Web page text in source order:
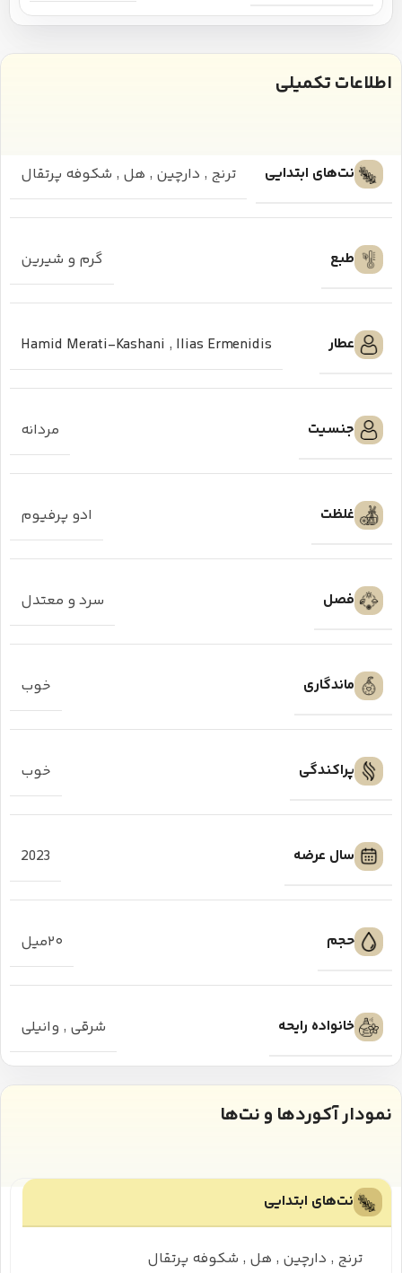
اطلاعات تکمیلی
نت‌های ابتدایی ترنج , دارچین , هل , شکوفه پرتقال
طبع گرم و شیرین
عطار Hamid Merati-Kashani , Ilias Ermenidis
جنسیت مردانه
غلظت ادو پرفیوم
فصل سرد و معتدل
ماندگاری خوب
پراکندگی خوب
سال عرضه 2023
حجم ۲۰میل
خانواده رایحه شرقی , وانیلی
نمودار آکوردها و نت‌ها
نت‌های ابتدایی
ترنج , دارچین , هل , شکوفه پرتقال